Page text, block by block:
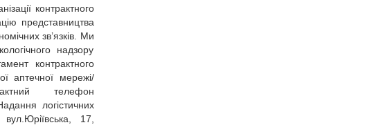
контрактного
представництва
зв’язків. Ми
надзору
контрактного
аптечної мережі/
телефон
логістичних
17,